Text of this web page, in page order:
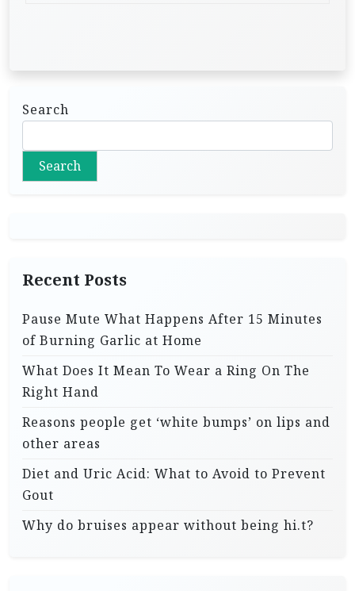
Search
Search
Recent Posts
Pause Mute What Happens After 15 Minutes
of Burning Garlic at Home
What Does It Mean To Wear a Ring On The
Right Hand
Reasons people get ‘white bumps’ on lips and
other areas
Diet and Uric Acid: What to Avoid to Prevent
Gout
Why do bruises appear without being hi.t?